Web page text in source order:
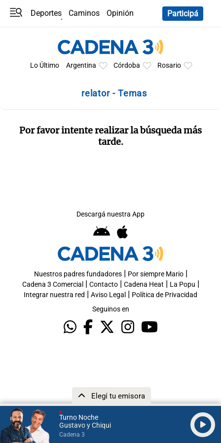
Turno Noche
Gustavo y Chiqui
Cadena 3
Elegí tu emisora
Deportes Caminos
Opinión
Participá
Lo Último Argentina Córdoba Rosario
relator - Temas
Por favor intente realizar la búsqueda más
tarde.
Descargá nuestra App
Nuestros padres fundadores| Por siempre Mario|
Cadena 3 Comercial | Contacto| Cadena Heat | La Popu |
Integrar nuestra red | Aviso Legal | Política de Privacidad
Seguinos en